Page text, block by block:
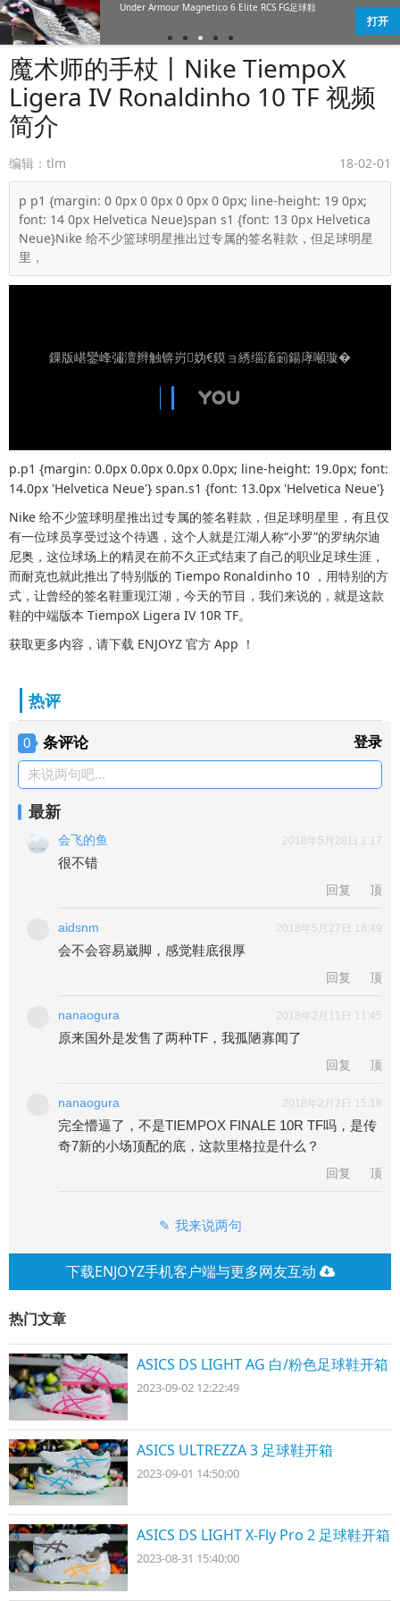
Under Armour Magnetico 6 Elite RCS FG足球鞋
打开
魔术师的手杖丨Nike TiempoX
Ligera IV Ronaldinho 10 TF 视频
简介
编辑：tlm 18-02-01
p p1 {margin: 0 0px 0 0px 0 0px 0 0px; line-height: 19 0px;
font: 14 0px Helvetica Neue}span s1 {font: 13 0px Helvetica
Neue}Nike 给不少篮球明星推出过专属的签名鞋款，但足球明星
里，
鏁版嵁鑾峰彇澶辫触锛岃妫€鏌ョ綉缁滀箣鍚庨噸璇�
p.p1 {margin: 0.0px 0.0px 0.0px 0.0px; line-height: 19.0px; font:
14.0px 'Helvetica Neue'} span.s1 {font: 13.0px 'Helvetica Neue'}
Nike 给不少篮球明星推出过专属的签名鞋款，但足球明星里，有且仅
有一位球员享受过这个待遇，这个人就是江湖人称“小罗”的罗纳尔迪
尼奥，这位球场上的精灵在前不久正式结束了自己的职业足球生涯，
而耐克也就此推出了特别版的 Tiempo Ronaldinho 10 ，用特别的方
式，让曾经的签名鞋重现江湖，今天的节目，我们来说的，就是这款
鞋的中端版本 TiempoX Ligera IV 10R TF。
获取更多内容，请下载 ENJOYZ 官方 App ！
热评
0 条评论 登录
来说两句吧...
最新
会飞的鱼 2018年5月28日 2:17
很不错
回复 顶
aidsnm 2018年5月27日 18:49
会不会容易崴脚，感觉鞋底很厚
回复 顶
nanaogura 2018年2月11日 11:45
原来国外是发售了两种TF，我孤陋寡闻了
回复 顶
nanaogura 2018年2月2日 15:18
完全懵逼了，不是TIEMPOX FINALE 10R TF吗，是传
奇7新的小场顶配的底，这款里格拉是什么？
回复 顶
我来说两句
下载ENJOYZ手机客户端与更多网友互动
热门文章
ASICS DS LIGHT AG 白/粉色足球鞋开箱
2023-09-02 12:22:49
ASICS ULTREZZA 3 足球鞋开箱
2023-09-01 14:50:00
ASICS DS LIGHT X-Fly Pro 2 足球鞋开箱
2023-08-31 15:40:00